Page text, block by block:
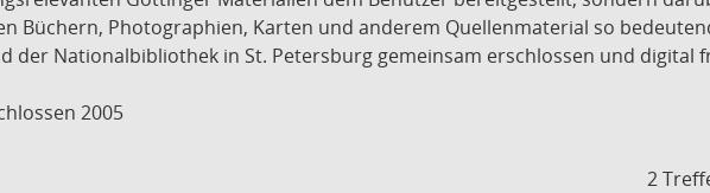
Büchern, Photographien, Karten und anderem Quellenmaterial so
der Nationalbibliothek in St. Petersburg gemeinsam erschlossen und digital
2005
2